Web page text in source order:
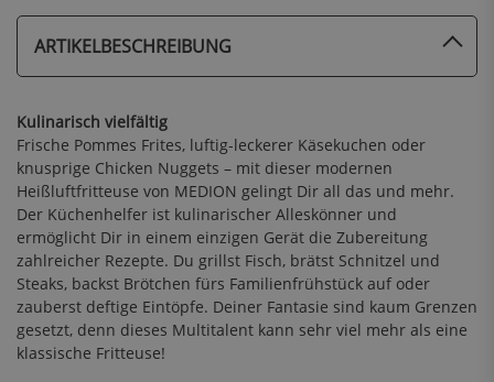
ARTIKELBESCHREIBUNG
Kulinarisch vielfältig
Frische Pommes Frites, luftig-leckerer Käsekuchen oder
knusprige Chicken Nuggets – mit dieser modernen
Heißluftfritteuse von MEDION gelingt Dir all das und mehr.
Der Küchenhelfer ist kulinarischer Alleskönner und
ermöglicht Dir in einem einzigen Gerät die Zubereitung
zahlreicher Rezepte. Du grillst Fisch, brätst Schnitzel und
Steaks, backst Brötchen fürs Familienfrühstück auf oder
zauberst deftige Eintöpfe. Deiner Fantasie sind kaum Grenzen
gesetzt, denn dieses Multitalent kann sehr viel mehr als eine
klassische Fritteuse!